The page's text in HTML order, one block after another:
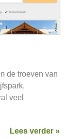
de troeven van
veel
Lees verder »